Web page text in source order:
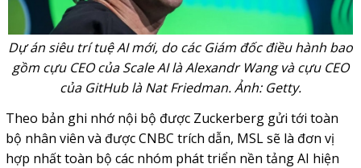
Dự án siêu trí tuệ AI mới, do các Giám đốc điều hành bao
gồm cựu CEO của Scale AI là Alexandr Wang và cựu CEO
của GitHub là Nat Friedman.Ảnh: Getty.
Theo bản ghi nhớ nội bộ được Zuckerberggửi tới toàn
bộ nhân viên và được CNBC trích dẫn, MSL sẽ là đơn vị
hợp nhất toàn bộ các nhóm phát triển nền tảng AI hiện